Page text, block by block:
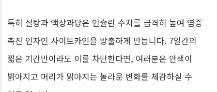
특히 설탕과 액상과당은 인슐린 수치를 급격히 높여 염증
촉진 인자인 사이토카인을 방출하게 만듭니다. 7일간의
짧은 기간만이라도 이를 차단한다면, 여러분은 안색이
밝아지고 머리가 맑아지는 놀라운 변화를 체감하실 수